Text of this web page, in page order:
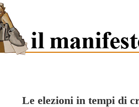
Le elezioni in tempi di